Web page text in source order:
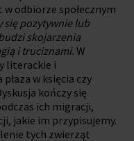
odbiorze społecznym
się pozytywnie lub
skojarzenia
i truciznami. W
literackie i
w księcia czy
kończy się
ich migracji,
jakie im przypisujemy.
tych zwierząt